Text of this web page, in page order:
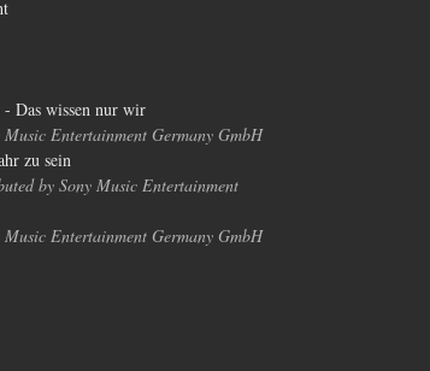
Das wissen nur wir
Entertainment Germany GmbH
zu sein
by Sony Music Entertainment
Entertainment Germany GmbH